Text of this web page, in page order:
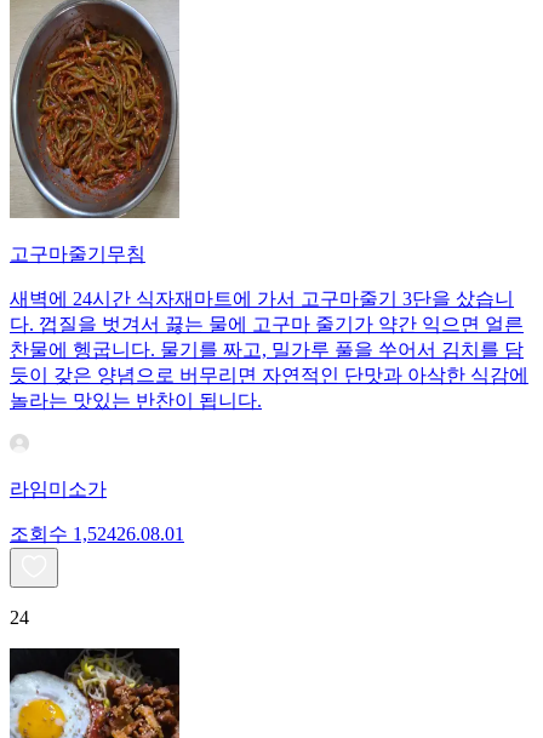
고구마줄기무침
새벽에 24시간 식자재마트에 가서 고구마줄기 3단을 샀습니
다. 껍질을 벗겨서 끓는 물에 고구마 줄기가 약간 익으면 얼른
찬물에 헹굽니다. 물기를 짜고, 밀가루 풀을 쑤어서 김치를 담
듯이 갖은 양념으로 버무리면 자연적인 단맛과 아삭한 식감에
놀라는 맛있는 반찬이 됩니다.
라임미소가
조회수 1,52426.08.01
24